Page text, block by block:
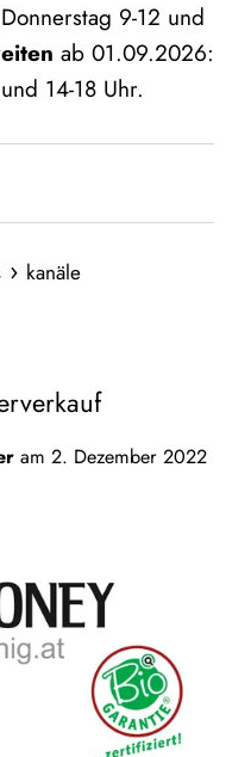
9-12 und
ab 01.09.2026:
14-18 Uhr.
› kanäle
am 2. Dezember 2022